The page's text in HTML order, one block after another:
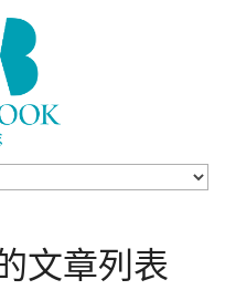
文章列表